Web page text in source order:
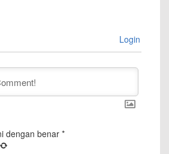
Login
dengan benar *